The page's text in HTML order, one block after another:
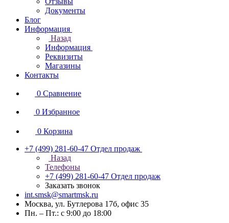
Документы
Блог
Информация
Назад
Информация
Реквизиты
Магазины
Контакты
0 Сравнение
0 Избранное
0 Корзина
+7 (499) 281-60-47 Отдел продаж
Назад
Телефоны
+7 (499) 281-60-47 Отдел продаж
Заказать звонок
int.smsk@smartmsk.ru
Москва, ул. Бутлерова 17б, офис 35
Пн. – Пт.: с 9:00 до 18:00